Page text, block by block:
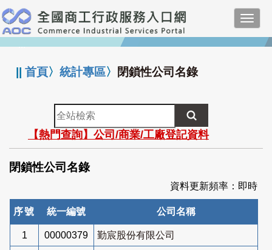
跳
到
主
要
:::
||首頁〉統計專區〉 閉鎖性公司名錄
全
站
檢
索
【熱門查詢】公司/商業/工廠登記資料
閉鎖性公司名錄
資料更新頻率：即時
序號 統一編號 公司名稱
1 00000379 勤宸股份有限公司